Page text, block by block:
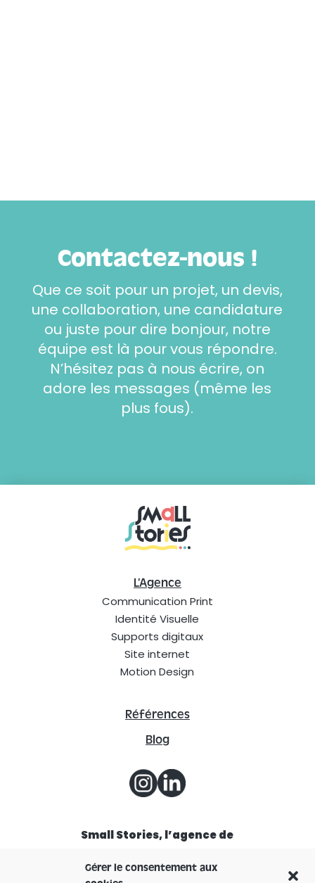
Gérer le consentement aux
Contactez-nous !
Que ce soit pour un projet, un devis,
une collaboration, une candidature
ou juste pour dire bonjour, notre
équipe est là pour vous répondre.
N’hésitez pas à nous écrire, on
adore les messages (même les
plus fous).
L’Agence
Communication Print
Identité Visuelle
Supports digitaux
Site internet
Motion Design
Références
Blog
Small Stories, l’agence de